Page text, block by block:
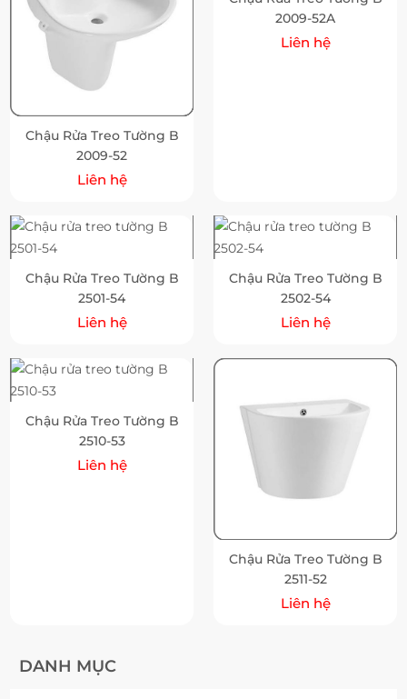
DANH MỤC
Chậu Rửa Treo Tường B
2009-52
Liên hệ
2009-52A
Liên hệ
Chậu Rửa Treo Tường B
2501-54
Liên hệ
Chậu Rửa Treo Tường B
2502-54
Liên hệ
Chậu Rửa Treo Tường B
2510-53
Liên hệ
Chậu Rửa Treo Tường B
2511-52
Liên hệ